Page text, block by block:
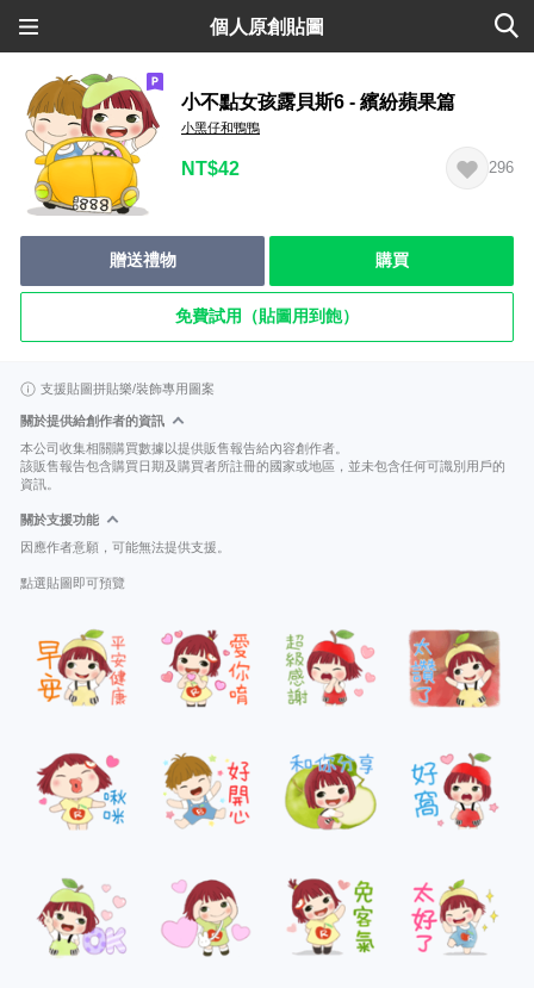
個人原創貼圖
小不點女孩露貝斯6 - 繽紛蘋果篇
小黑仔和鴨鴨
NT$42 296
贈送禮物 購買
免費試用（貼圖用到飽）
支援貼圖拼貼樂/裝飾專用圖案
關於提供給創作者的資訊
本公司收集相關購買數據以提供販售報告給內容創作者。
該販售報告包含購買日期及購買者所註冊的國家或地區，並未包含任何可識別用戶的
資訊。
關於支援功能
因應作者意願，可能無法提供支援。
點選貼圖即可預覽